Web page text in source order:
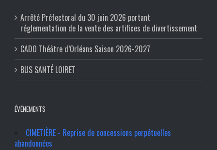
Arrêté Préfectoral du 30 juin 2026 portant
réglementation de la vente des artifices de divertissement
CADO Théâtre d’Orléans Saison 2026-2027
BUS SANTÉ LOIRET
ÉVÉNEMENTS
CIMETIÈRE - Reprise de concessions perpétuelles
abandonnées